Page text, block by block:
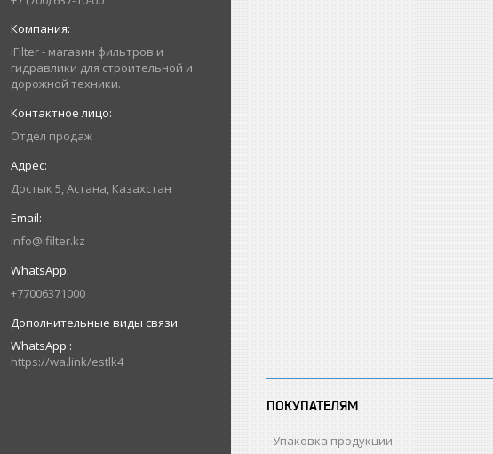
iFilter - магазин фильтров и
гидравлики для строительной и
дорожной техники.
Отдел продаж
Достык 5, Астана, Казахстан
info@ifilter.kz
+77006371000
WhatsApp
https://wa.link/estlk4
ПОКУПАТЕЛЯМ
Упаковка продукции